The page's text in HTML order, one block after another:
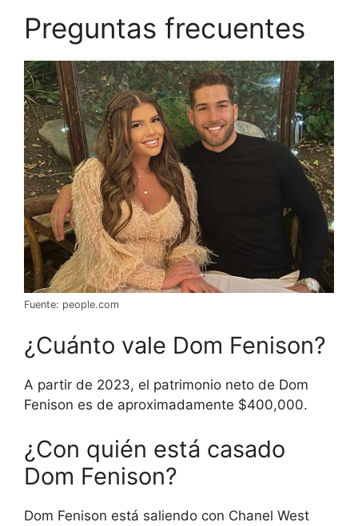
Preguntas frecuentes
Fuente: people.com
¿Cuánto vale Dom Fenison?
A partir de 2023, el patrimonio neto de Dom
Fenison es de aproximadamente $400,000.
¿Con quién está casado
Dom Fenison?
Dom Fenison está saliendo con Chanel West